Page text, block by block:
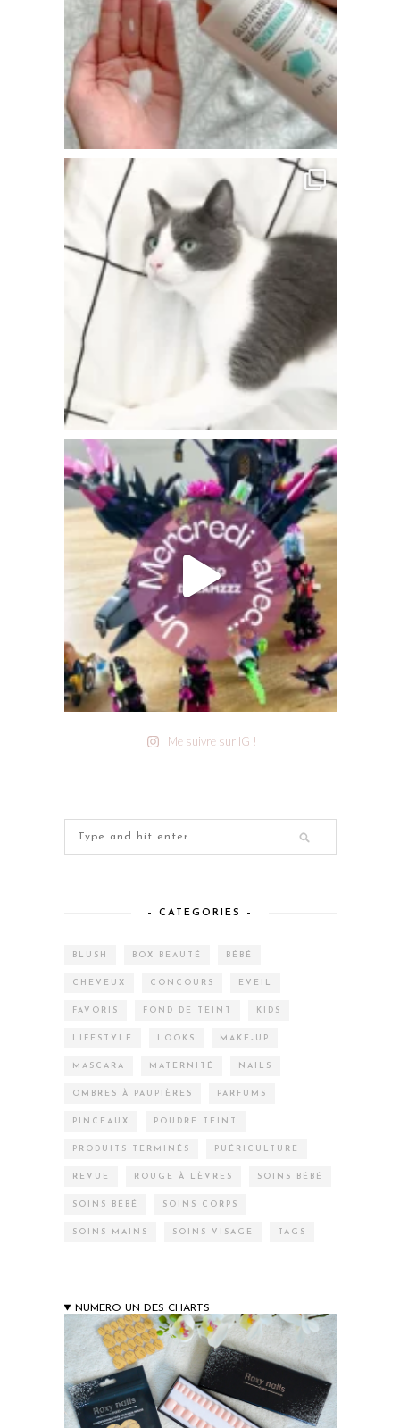
Me suivre sur IG !
– CATEGORIES –
BLUSH BOX BEAUTÉ BÉBÉ
CHEVEUX CONCOURS EVEIL
FAVORIS FOND DE TEINT KIDS
LIFESTYLE LOOKS MAKE-UP
MASCARA MATERNITÉ NAILS
OMBRES À PAUPIÈRES PARFUMS
PINCEAUX POUDRE TEINT
PRODUITS TERMINÉS PUÉRICULTURE
REVUE ROUGE À LÈVRES SOINS BÉBÉ
SOINS BÉBÉ SOINS CORPS
SOINS MAINS SOINS VISAGE TAGS
NUMERO UN DES CHARTS